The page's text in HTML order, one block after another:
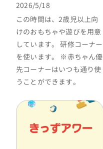
2026/5/18
この時間は、2歳児以上向
けのおもちゃや遊びを用意
しています。 研修コーナー
を使います。 ※赤ちゃん優
先コーナーはいつも通り使
うことができます。